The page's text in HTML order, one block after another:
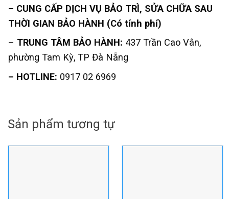
– CUNG CẤP DỊCH VỤ BẢO TRÌ, SỬA CHỮA SAU
THỜI GIAN BẢO HÀNH (Có tính phí)
– TRUNG TÂM BẢO HÀNH: 437 Trần Cao Vân,
phường Tam Kỳ, TP Đà Nẵng
– HOTLINE: 0917 02 6969
Sản phẩm tương tự